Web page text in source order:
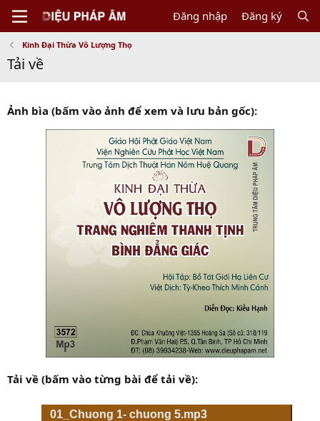
Đăng nhập Đăng ký
Kinh Đại Thừa Vô Lượng Thọ
Tải về
Ảnh bìa (bấm vào ảnh để xem và lưu bản gốc):
Tải về (bấm vào từng bài để tải về):